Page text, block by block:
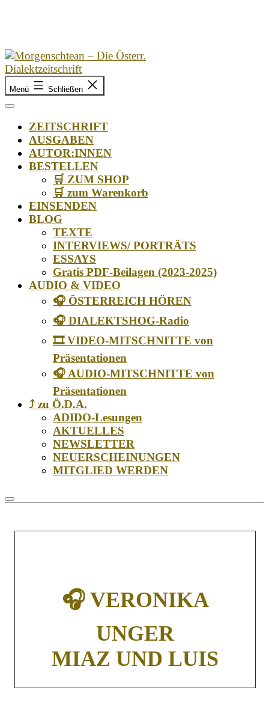
Morgenschtean
–
Die
Österr.
Dialektzeitschrift
Menü Schließen
ZEITSCHRIFT
AUSGABEN
AUTOR:INNEN
BESTELLEN
🛒 ZUM SHOP
🛒 zum Warenkorb
EINSENDEN
BLOG
TEXTE
INTERVIEWS/ PORTRÄTS
ESSAYS
Gratis PDF-Beilagen (2023-2025)
AUDIO & VIDEO
🎧 ÖSTERREICH HÖREN
🎧 DIALEKTSHOG-Radio
🎞️ VIDEO-MITSCHNITTE von
Präsentationen
🎧 AUDIO-MITSCHNITTE von
Präsentationen
⤴️ zu Ö.D.A.
ADIDO-Lesungen
AKTUELLES
NEWSLETTER
NEUERSCHEINUNGEN
MITGLIED WERDEN
🎧 VERONIKA
UNGER
MIAZ UND LUIS